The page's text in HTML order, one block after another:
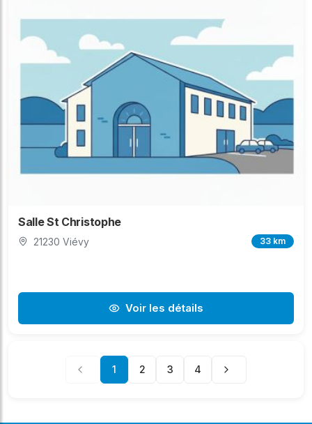
Salle St Christophe
21230 Viévy 33 km
Voir les détails
1 2 3 4